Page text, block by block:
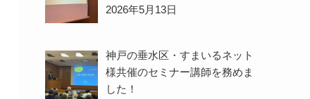
2026年5月13日
神戸の垂水区・すまいるネット
様共催のセミナー講師を務めま
した！